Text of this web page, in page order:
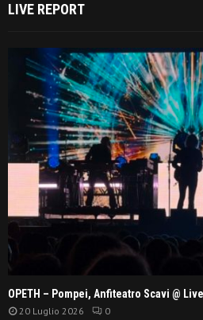
LIVE REPORT
OPETH – Pompei, Anfiteatro Scavi @
20 Luglio 2026 0